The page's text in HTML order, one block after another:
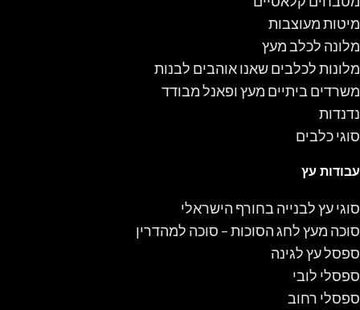
מיטות מעוצבות
מלונה לכלב מעץ
מלונות לכלבים שאנו אוהבים לבנות
משרדים ביתיים מעץ ופאנל מבודד
נדנדות
סוגי כלבים
עבודות עץ
סוגי עץ לבנייה בחורף הישראלי
סוכה מעץ לחג הסוכות – סוכה למהדרין
ספסל עץ לגינה
ספסלי לובי
ספסלי רחוב